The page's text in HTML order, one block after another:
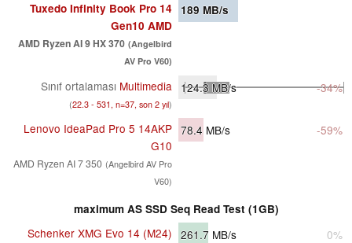
Tuxedo Infinity Book Pro 14
Gen10 AMD
AMD Ryzen AI 9 HX 370 (Angelbird
AV Pro V60)
189 MB/s
Sınıf ortalaması Multimedia
(22.3 - 531, n=37, son 2 yıl)
124.3 MB/s -34%
Lenovo IdeaPad Pro 5 14AKP
G10
AMD Ryzen AI 7 350 (Angelbird AV Pro
V60)
78.4 MB/s -59%
maximum AS SSD Seq Read Test (1GB)
Schenker XMG Evo 14 (M24) 261.7 MB/s 0%